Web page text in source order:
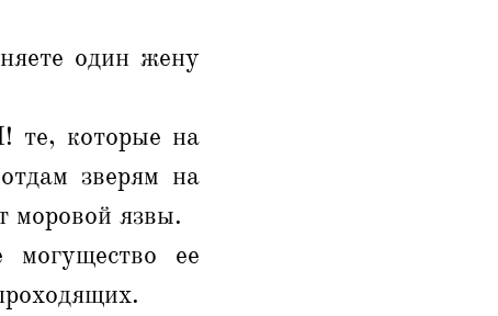
один жену
те, которые на
зверям на
моровой язвы.
ее